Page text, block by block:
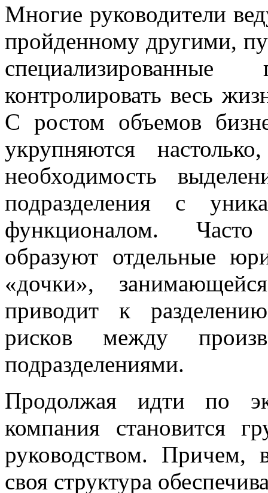
Многие руководители
пройденному другими,
контролировать весь
С ростом объемов
укрупняются
необходимость
подразделения с
функционалом. Часто
образуют отдельные
«дочки»,
приводит к
рисков между
подразделениями.
Продолжая идти по
компания становится
руководством. Причем,
своя структура